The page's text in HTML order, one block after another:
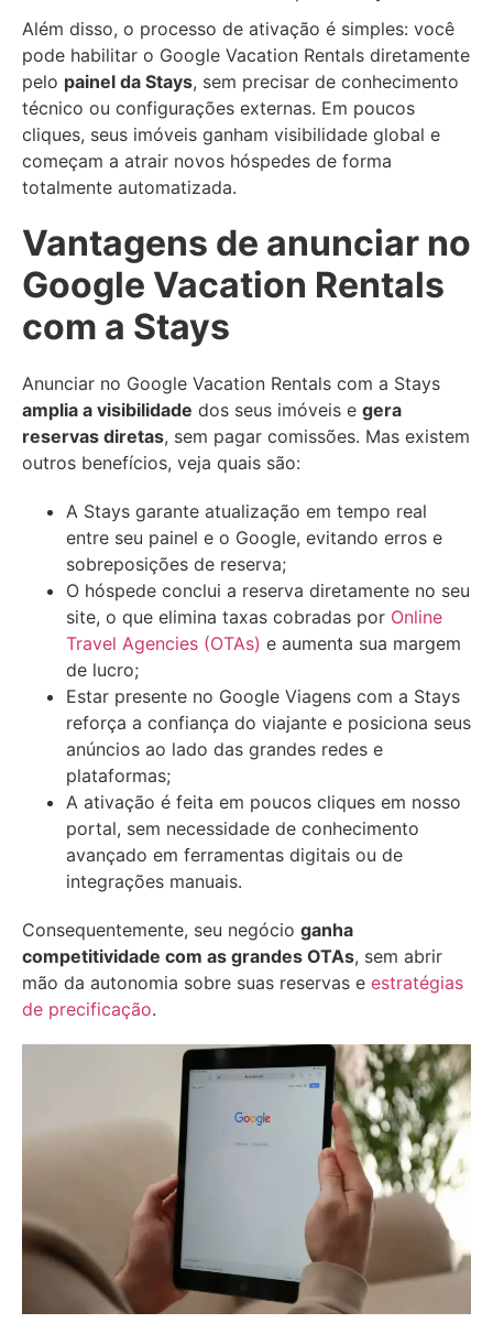
Além disso, o processo de ativação é simples: você
pode habilitar o Google Vacation Rentals diretamente
pelo painel da Stays, sem precisar de conhecimento
técnico ou configurações externas. Em poucos
cliques, seus imóveis ganham visibilidade global e
começam a atrair novos hóspedes de forma
totalmente automatizada.
Vantagens de anunciar no
Google Vacation Rentals
com a Stays
Anunciar no Google Vacation Rentals com a Stays
amplia a visibilidade dos seus imóveis e gera
reservas diretas, sem pagar comissões. Mas existem
outros benefícios, veja quais são:
A Stays garante atualização em tempo real
entre seu painel e o Google, evitando erros e
sobreposições de reserva;
O hóspede conclui a reserva diretamente no seu
site, o que elimina taxas cobradas por Online
Travel Agencies (OTAs) e aumenta sua margem
de lucro;
Estar presente no Google Viagens com a Stays
reforça a confiança do viajante e posiciona seus
anúncios ao lado das grandes redes e
plataformas;
A ativação é feita em poucos cliques em nosso
portal, sem necessidade de conhecimento
avançado em ferramentas digitais ou de
integrações manuais.
Consequentemente, seu negócio ganha
competitividade com as grandes OTAs, sem abrir
mão da autonomia sobre suas reservas e estratégias
de precificação.